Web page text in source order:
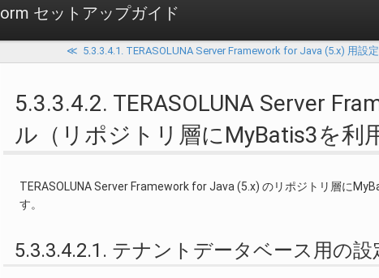
セットアップガイド
≪ 5.3.3.4.1. TERASOLUNA Server Framework for Java (5.x) 用設
5.3.3.4.2. TERASOLUNA Server
ル（リポジトリ層にMyBatis3を利
TERASOLUNA Server Framework for Java (5.x) のリポジトリ層に
す。
5.3.3.4.2.1. テナントデータベース用の設